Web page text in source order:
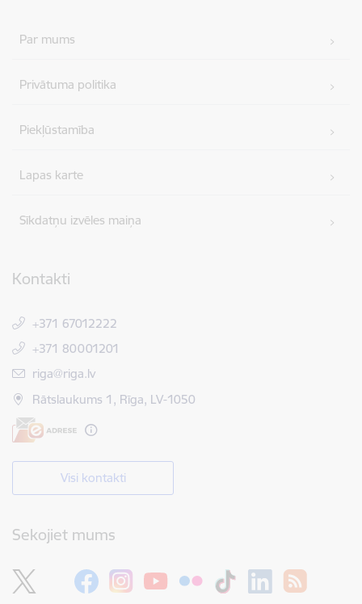
Par mums
Privātuma politika
Piekļūstamība
Lapas karte
Sīkdatņu izvēles maiņa
Kontakti
+371 67012222
+371 80001201
E-pasts:
riga@riga.lv
Rātslaukums 1, Rīga, LV-1050
Visi kontakti
Sekojiet mums